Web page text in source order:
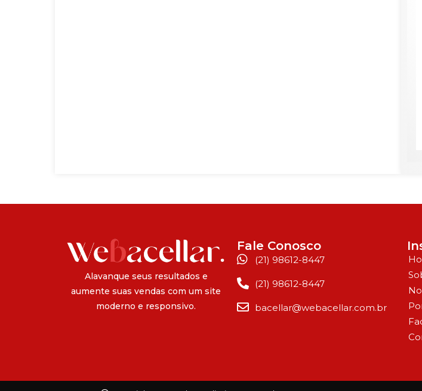
Alavanque seus resultados e
aumente suas vendas com um site
moderno e responsivo.
Fale Conosco
(21) 98612-8447
(21) 98612-8447
bacellar@webacellar.com.br